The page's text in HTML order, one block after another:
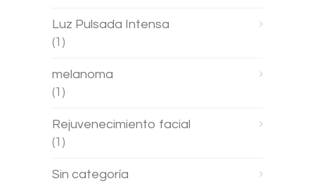
Luz Pulsada Intensa
(1)
melanoma
(1)
Rejuvenecimiento facial
(1)
Sin categoría